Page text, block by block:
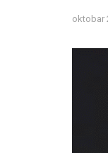
oktobar